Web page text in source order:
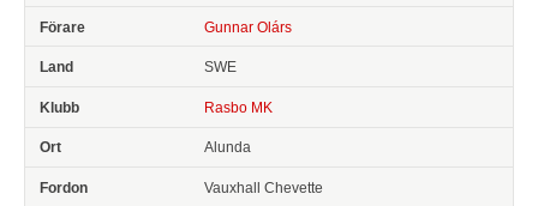
Gunnar Olárs
SWE
Rasbo MK
Alunda
Vauxhall Chevette